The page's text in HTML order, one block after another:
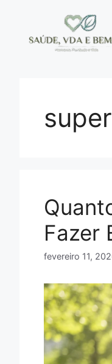
Fazer
fevereiro 11,